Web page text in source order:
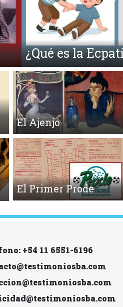
El Ajenjo
El Primer Prode
+54 11 6551-6196